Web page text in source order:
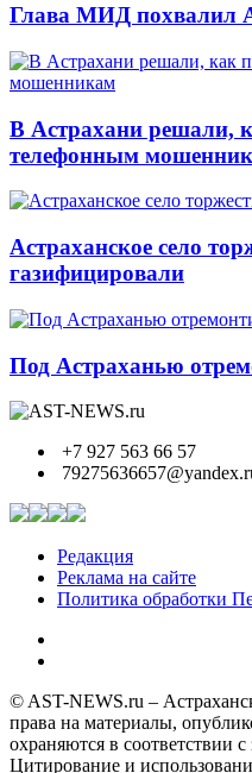
Глава МИД похвалил
В Астрахани решали,
телефонным
Астраханское село
газифицировали
Под Астраханью
+7 927 563 66 57
Редакция
Реклама на сайте
Политика обработки
© AST-NEWS.ru –
права на материалы,
охраняются в соответствии
Цитирование и